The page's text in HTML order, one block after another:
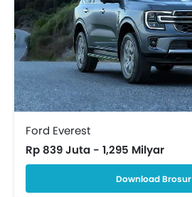
Ford Everest
Rp 839 Juta - 1,295 Milyar
Download Brosur